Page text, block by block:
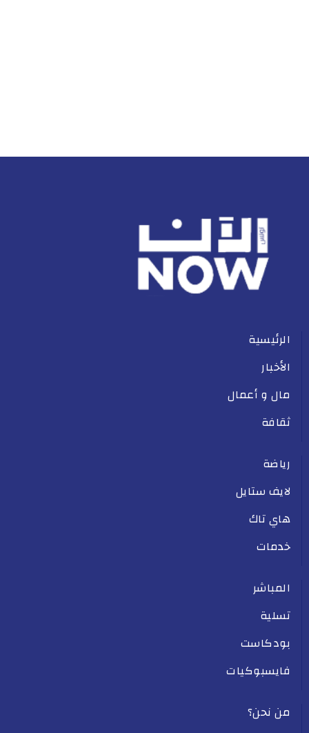
الرئيسية
الأخبار
مال و أعمال
ثقافة
رياضة
لايف ستايل
هاي تاك
خدمات
المباشر
تسلية
بودكاست
فايسبوكيات
من نحن؟